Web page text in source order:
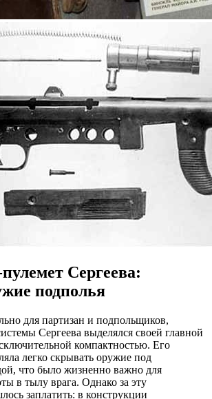
Сергеева:
подполья
для партизан и подпольщиков,
Сергеева выделялся своей главной
компактностью. Его
легко скрывать оружие под
что было жизненно важно для
в тылу врага. Однако за эту
заплатить: в конструкции